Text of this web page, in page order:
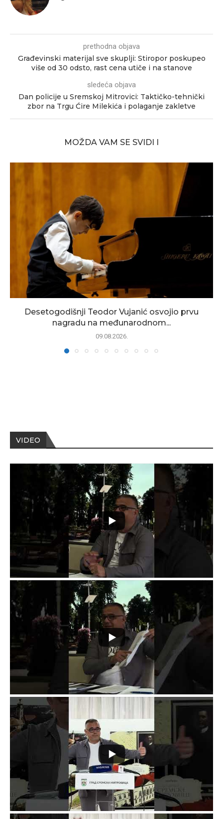
prethodna objava
Građevinski materijal sve skuplji: Stiropor poskupeo
više od 30 odsto, rast cena utiče i na stanove
sledeća objava
Dan policije u Sremskoj Mitrovici: Taktičko-tehnički
zbor na Trgu Ćire Milekića i polaganje zakletve
MOŽDA VAM SE SVIDI I
Desetogodišnji Teodor Vujanić osvojio prvu
nagradu na međunarodnom...
09.08.2026.
VIDEO